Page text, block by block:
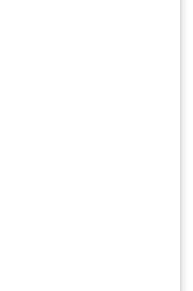
schuurpolish voor